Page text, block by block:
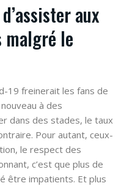
aux
malgré le
19 freinerait les fans de
à des
dans des stades, le taux
. Pour autant, ceux-
le respect des
c’est que plus de
être impatients. Et plus